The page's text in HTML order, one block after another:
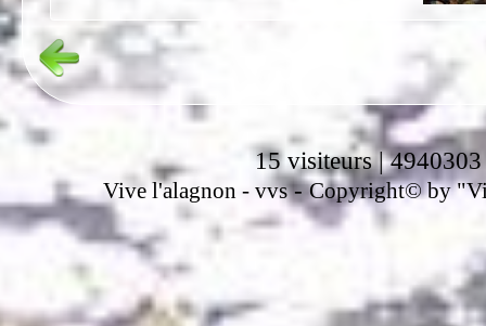
15 visiteurs | 4940303
Vive l'alagnon - vvs-Copyright© by